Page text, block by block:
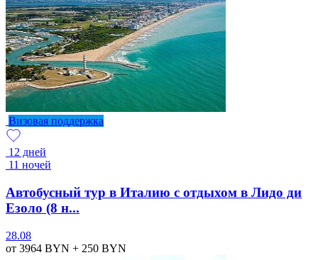
Визовая поддержка
12 дней
11 ночей
Автобусный тур в Италию с отдыхом в Лидо ди
Езоло (8 н...
28.08
от 3964 BYN + 250 BYN